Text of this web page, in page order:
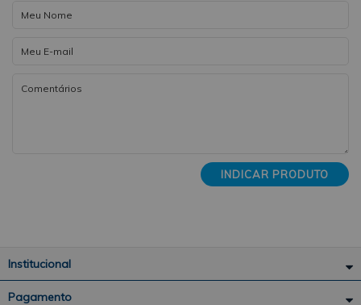
INDICAR PRODUTO
Institucional
Pagamento